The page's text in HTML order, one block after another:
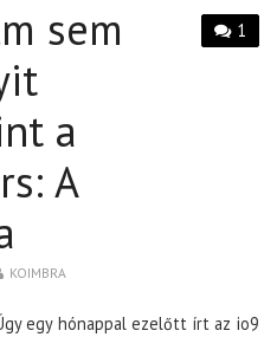
1
sem
a
A
KOIMBRA
egy hónappal ezelőtt írt az io9